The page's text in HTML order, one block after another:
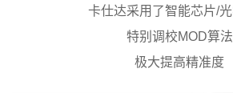
卡仕达采用了智能芯片/
特别调校MOD算法
极大提高精准度